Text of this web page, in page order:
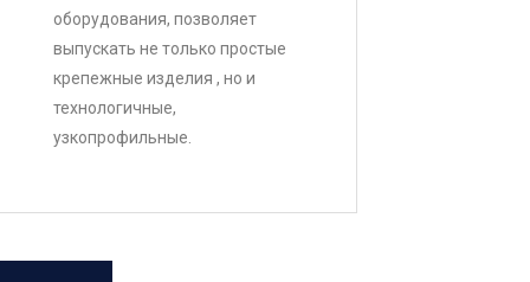
оборудования, позволяет
выпускать не только простые
крепежные изделия , но и
технологичные,
узкопрофильные.